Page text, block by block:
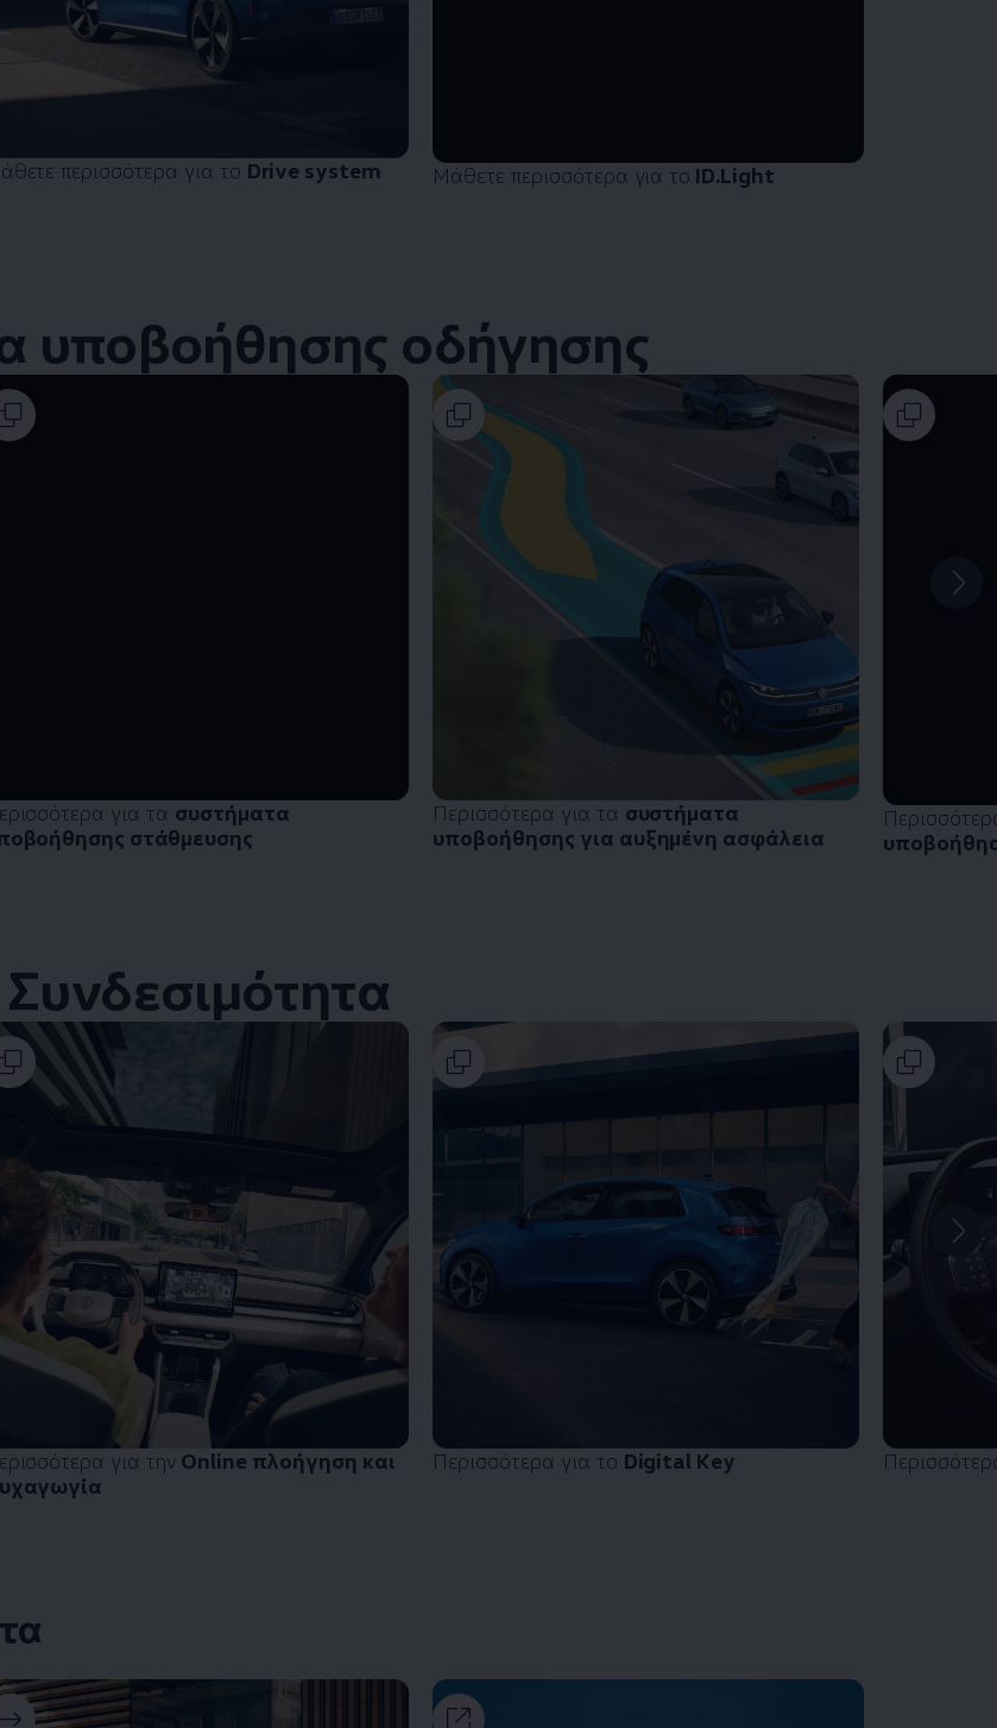
περισσότερα για το Drive system Μάθετε περισσότερα για το ID.Light
υποβοήθησης οδήγησης
για τα συστήματα
στάθμευσης
Περισσότερα για τα συστήματα
υποβοήθησης για αυξημένη ασφάλεια
Συνδεσιμότητα
για τηνOnline πλοήγηση και
Περισσότερα για το Digital Key